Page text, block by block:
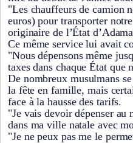
"Les chauffeurs de camion
euros) pour transporter
originaire de l’État
Ce même service lui avait
"Nous dépensons même
taxes dans chaque État que
De nombreux musulmans
la fête en famille, mais
face à la hausse des tarifs.
"Je vais devoir dépenser
dans ma ville natale avec
"Je ne peux pas me le